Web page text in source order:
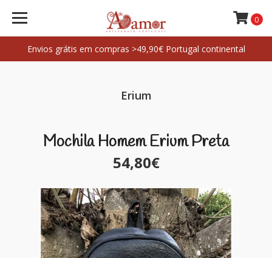
Envios grátis em compras >49,90€ Portugal continental
0
Erium
Mochila Homem Erium Preta
54,80€